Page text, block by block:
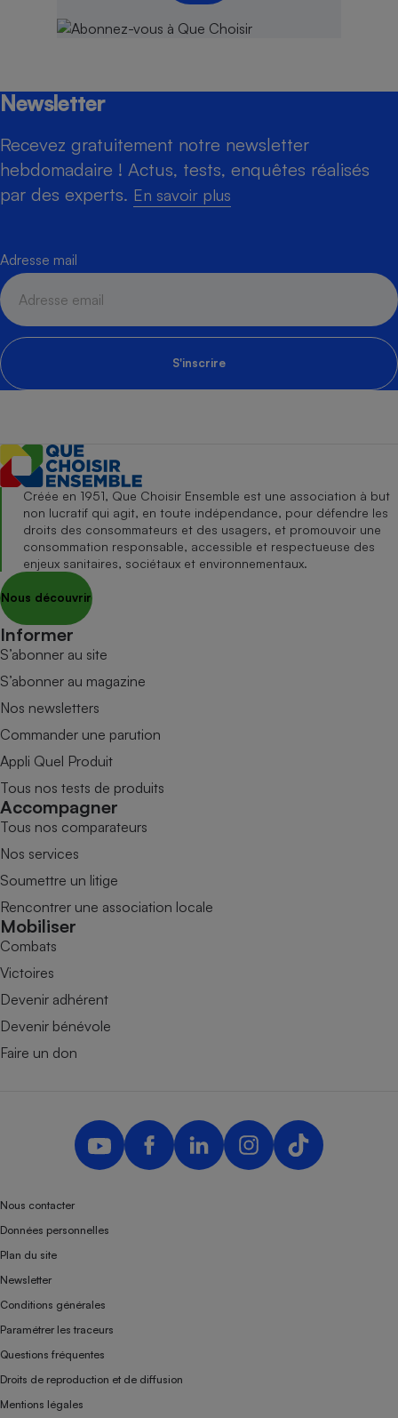
Newsletter
Recevez gratuitement notre newsletter
hebdomadaire ! Actus, tests, enquêtes réalisés
par des experts. En savoir plus
Adresse mail
S'inscrire
Créée en 1951, Que Choisir Ensemble est une association à but
non lucratif qui agit, en toute indépendance, pour défendre les
droits des consommateurs et des usagers, et promouvoir une
consommation responsable, accessible et respectueuse des
enjeux sanitaires, sociétaux et environnementaux.
Nous découvrir
Informer
S’abonner au site
S’abonner au magazine
Nos newsletters
Commander une parution
Appli Quel Produit
Tous nos tests de produits
Accompagner
Tous nos comparateurs
Nos services
Soumettre un litige
Rencontrer une association locale
Mobiliser
Combats
Victoires
Devenir adhérent
Devenir bénévole
Faire un don
Nous contacter
Données personnelles
Plan du site
Newsletter
Conditions générales
Paramétrer les traceurs
Questions fréquentes
Droits de reproduction et de diffusion
Mentions légales